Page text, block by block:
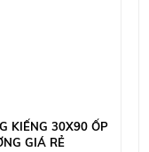
KIẾNG 30X90 ỐP
GIÁ RẺ